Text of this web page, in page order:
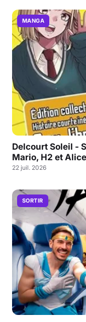
MANGA
Delcourt Soleil -
Mario, H2 et
22 juil. 2026
SORTIR